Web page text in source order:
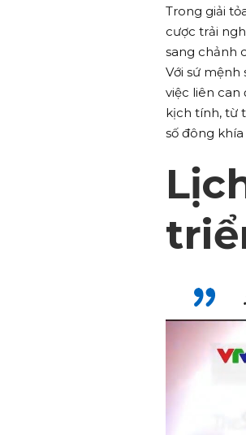
Team ListTrong giải
cược trải
sang chảnh
Với sứ mệnh
việc liên can
kịch tính, từ
số đông